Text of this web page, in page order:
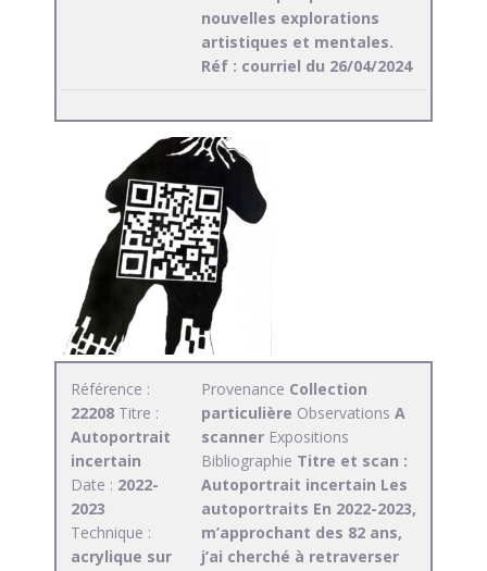
nouvelles explorations
artistiques et mentales.
Réf : courriel du 26/04/2024
Référence :
22208 Titre :
Autoportrait
incertain
Date : 2022-
2023
Technique :
acrylique sur
Provenance Collection
particulière Observations A
scanner Expositions
Bibliographie Titre et scan :
Autoportrait incertain Les
autoportraits En 2022-2023,
m’approchant des 82 ans,
j’ai cherché à retraverser